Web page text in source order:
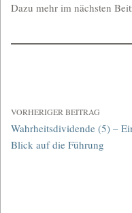
Dazu mehr im nächsten
VORHERIGER BEITRAG
Wahrheitsdividende (5) –
Blick auf die Führung